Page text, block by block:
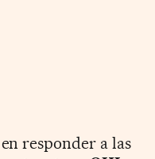
responder a las